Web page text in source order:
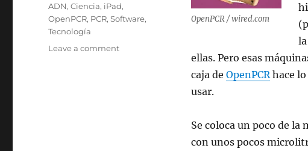
OpenPCR / wired.com
ellas. Pero esas
caja de OpenPCRhace lo
usar.
Se coloca un poco de
con unos pocos
Tags
ADN,Ciencia, iPad,
OpenPCR, PCR,Software,
Tecnología
Leave a commenton